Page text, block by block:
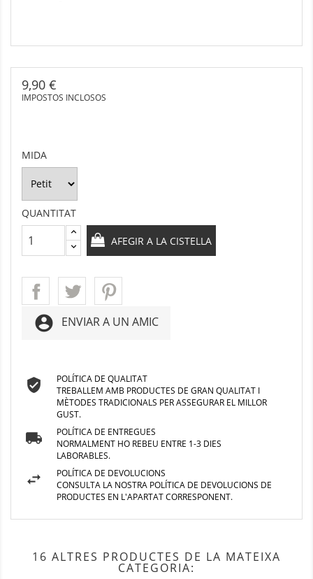
9,90 €
IMPOSTOS INCLOSOS
MIDA
QUANTITAT
AFEGIR A LA CISTELLA
account_circle ENVIAR A UN AMIC
POLÍTICA DE QUALITAT
TREBALLEM AMB PRODUCTES DE GRAN QUALITAT I
MÈTODES TRADICIONALS PER ASSEGURAR EL MILLOR
GUST.
POLÍTICA DE ENTREGUES
NORMALMENT HO REBEU ENTRE 1-3 DIES
LABORABLES.
POLÍTICA DE DEVOLUCIONS
CONSULTA LA NOSTRA POLÍTICA DE DEVOLUCIONS DE
PRODUCTES EN L'APARTAT CORRESPONENT.
16 ALTRES PRODUCTES DE LA MATEIXA
CATEGORIA: